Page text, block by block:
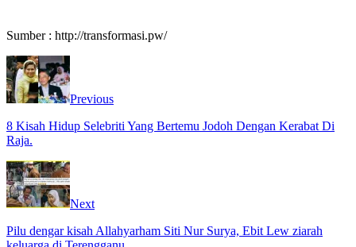
Sumber : http://transformasi.pw/
Previous
8 Kisah Hidup Selebriti Yang Bertemu Jodoh Dengan Kerabat Di
Raja.
Next
Pilu dengar kisah Allahyarham Siti Nur Surya, Ebit Lew ziarah